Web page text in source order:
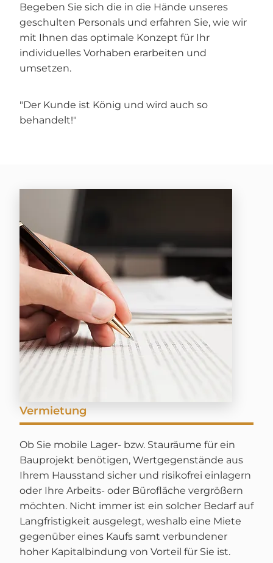
Begeben Sie sich die in die Hände unseres
geschulten Personals und erfahren Sie, wie wir
mit Ihnen das optimale Konzept für Ihr
individuelles Vorhaben erarbeiten und
umsetzen.
"Der Kunde ist König und wird auch so
behandelt!"
Vermietung
Ob Sie mobile Lager- bzw. Stauräume für ein
Bauprojekt benötigen, Wertgegenstände aus
Ihrem Hausstand sicher und risikofrei einlagern
oder Ihre Arbeits- oder Bürofläche vergrößern
möchten. Nicht immer ist ein solcher Bedarf auf
Langfristigkeit ausgelegt, weshalb eine Miete
gegenüber eines Kaufs samt verbundener
hoher Kapitalbindung von Vorteil für Sie ist.